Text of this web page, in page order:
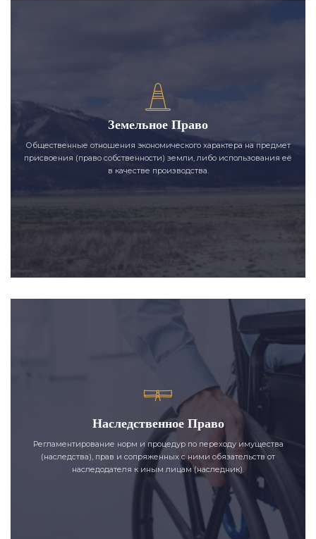
Земельное Право
Общественные отношения экономического характера на предмет
присвоения (право собственности) земли, либо использования её
в качестве производства.
Наследственное Право
Регламентирование норм и процедур по переходу имущества
(наследства), прав и сопряженных с ними обязательств от
наследодателя к иным лицам (наследник).